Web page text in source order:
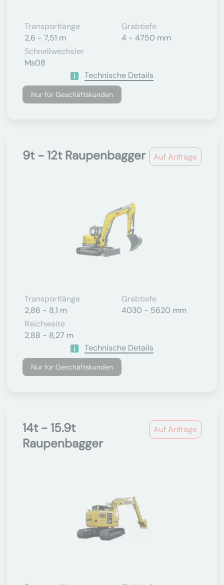
Transportlänge
2,6 - 7,51 m
Grabtiefe
4 - 4750 mm
Schnellwechsler
Ms08
Technische Details
Nur für Geschäftskunden
Auf Anfrage
9t - 12t Raupenbagger
Transportlänge
2,86 - 8,1 m
Grabtiefe
4030 - 5620 mm
Reichweite
2,88 - 8,27 m
Technische Details
Nur für Geschäftskunden
Auf Anfrage
14t - 15.9t
Raupenbagger